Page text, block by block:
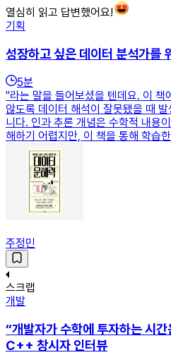
열심히 읽고 답변했어요!
기획
성장하고 싶은 데이터 분석가를
5분
"라는 말을 들어보셨을 텐데요. 이 책
않도록 데이터 해석이 잘못됐을 때
니다. 인과 추론 개념은 수학적 내용
해하기 어렵지만, 이 책을 통해 학습
주정민
스크랩
개발
“개발자가 수학에 투자하는 시
C++ 창시자 인터뷰